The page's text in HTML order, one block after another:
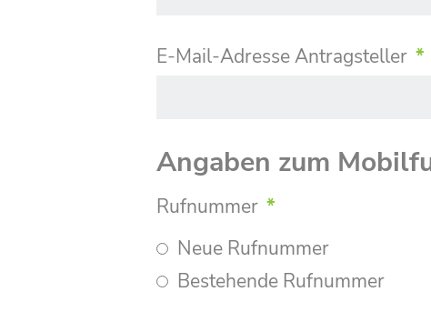
E-Mail-Adresse Antragsteller *
Angaben zum
Rufnummer *
Neue Rufnummer
Bestehende Rufnummer